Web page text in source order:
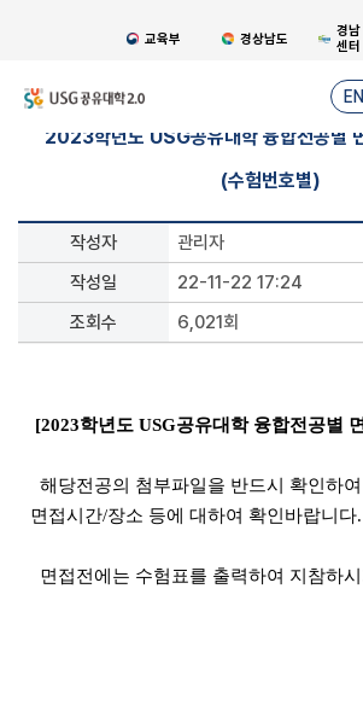
교육부 경상남도
경
센터
EN
2023학년도 USG공유대학 융합전공별
(수험번호별)
작성자
관리자
작성일
22-11-22 17:24
조회수
6,021회
[2023학년도 USG공유대학 융합전공별
해당전공의 첨부파일을 반드시 확인하
면접시간/장소 등에 대하여 확인바랍니다.
면접전에는 수험표를 출력하여 지참하